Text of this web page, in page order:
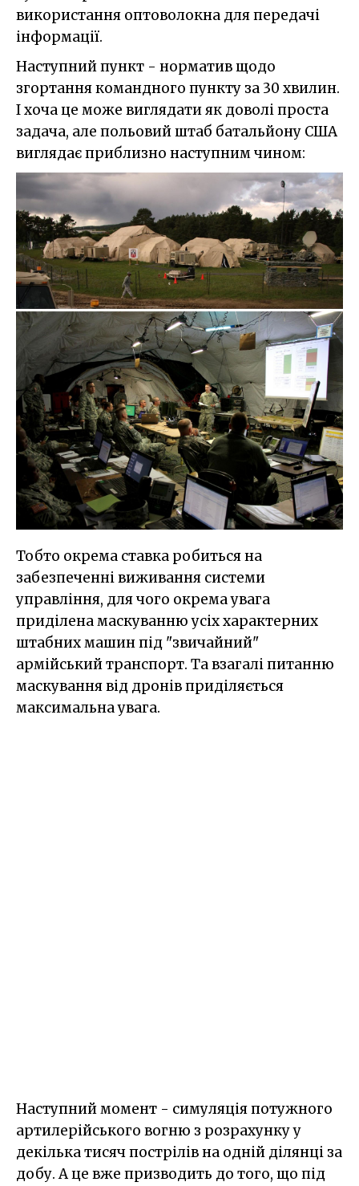
використання оптоволокна для передачі
інформації.
Наступний пункт - норматив щодо
згортання командного пункту за 30 хвилин.
І хоча це може виглядати як доволі проста
задача, але польовий штаб батальйону США
виглядає приблизно наступним чином:
Тобто окрема ставка робиться на
забезпеченні виживання системи
управління, для чого окрема увага
приділена маскуванню усіх характерних
штабних машин під "звичайний"
армійський транспорт. Та взагалі питанню
маскування від дронів приділяється
максимальна увага.
Наступний момент - симуляція потужного
артилерійського вогню з розрахунку у
декілька тисяч пострілів на одній ділянці за
добу. А це вже призводить до того, що під